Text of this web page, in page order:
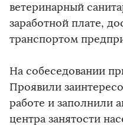
ветеринарный
заработной плате,
транспортом
На собеседовании
Проявили
работе и заполнили
центра занятости